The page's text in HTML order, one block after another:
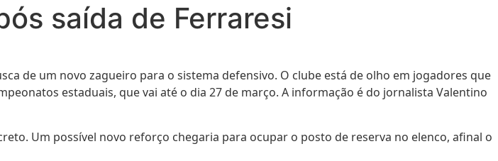
saída de Ferraresi
de um novo zagueiro para o sistema defensivo. O clube está de olho em jogadores que
estaduais, que vai até o dia 27 de março. A informação é do jornalista Valentino
Um possível novo reforço chegaria para ocupar o posto de reserva no elenco, afinal o